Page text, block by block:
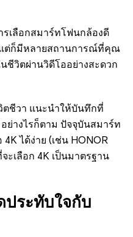
เลือกสมาร์ทโฟนกล้องดี
ต่ก็มีหลายสถานการณ์ที่คุณ
ชีวิตผ่านวิดีโออย่างสะดวก
ตชีวา แนะนำให้บันทึกที่
ย่างไรก็ตาม ปัจจุบันสมาร์ท
ได้ง่าย (เช่น HONOR
ะเลือก 4K เป็นมาตรฐาน
ประทับใจกับ